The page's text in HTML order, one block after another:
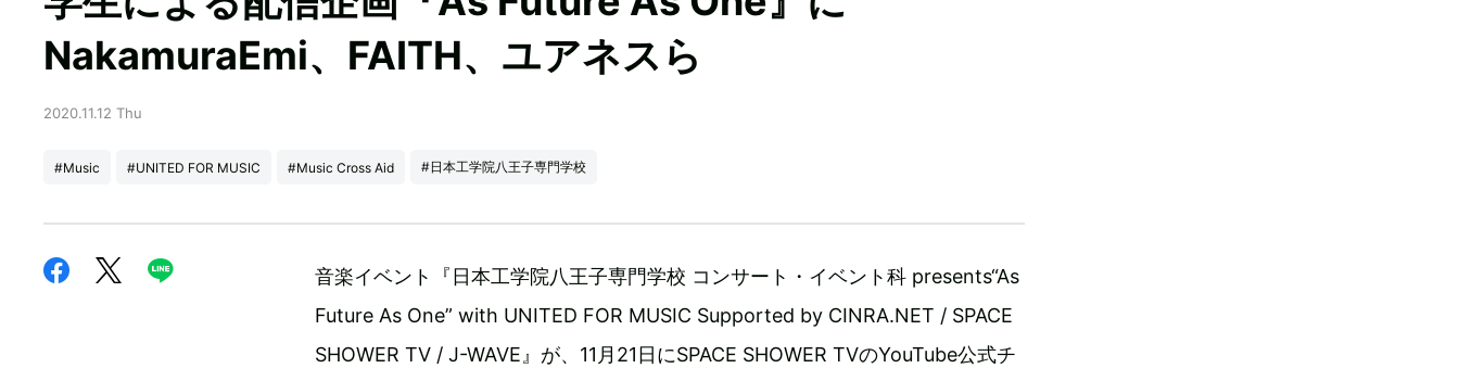
NakamuraEmi、FAITH、ユアネスら
2020.11.12 Thu
#Music #UNITED FOR MUSIC #Music Cross Aid #日本工学院八王子専門学校
音楽イベント『日本工学院八王子専門学校 コンサート・イベント科 presents“As
Future As One” with UNITED FOR MUSIC Supported by CINRA.NET / SPACE
SHOWER TV / J-WAVE』が、11月21日にSPACE SHOWER TVのYouTube公式チ